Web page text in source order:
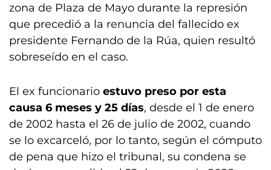
zona de Plaza de Mayo durante la represión
que precedió a la renuncia del fallecido ex
presidente Fernando de la Rúa, quien resultó
sobreseído en el caso.
El ex funcionario estuvo preso por esta
causa 6 meses y 25 días, desde el 1 de enero
de 2002 hasta el 26 de julio de 2002, cuando
se lo excarceló, por lo tanto, según el cómputo
de pena que hizo el tribunal, su condena se